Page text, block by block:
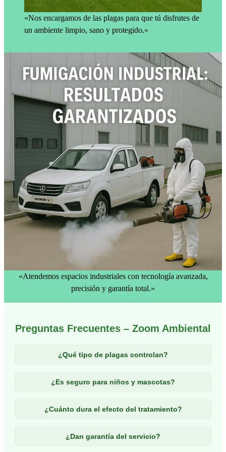
«Nos encargamos de las plagas para que tú disfrutes de
un ambiente limpio, sano y protegido.»
«Atendemos espacios industriales con tecnología avanzada,
precisión y garantía total.»
Preguntas Frecuentes – Zoom Ambiental
¿Qué tipo de plagas controlan?
Controlamos insectos rastreros (cucarachas,
roedores, termitas, pulgas, garrapatas y más.
¿Es seguro para niños y mascotas?
Sí. Usamos productos certificados y aplicamos
fuera del área tratada según el tipo de servicio.
¿Cuánto dura el efecto del tratamiento?
Depende del tipo de plaga y del entorno. En promedio,
¿Dan garantía del servicio?